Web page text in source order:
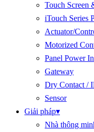
Touch Screen
iTouch Series
Actuator/
Motorized
Panel Power
Gateway
Dry Contact /
Sensor
Giải pháp▾
Nhà thông